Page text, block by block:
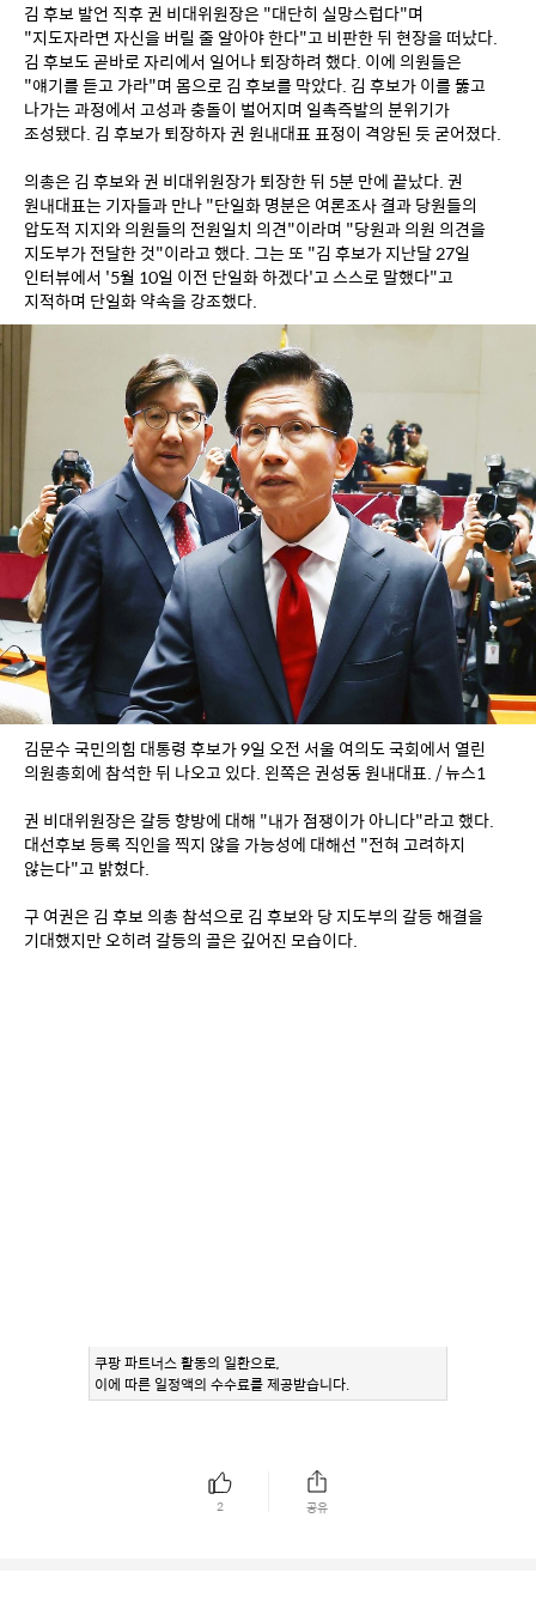
김 후보 발언 직후 권 비대위원장은 "대단히 실망스럽다"며
"지도자라면 자신을 버릴 줄 알아야 한다"고 비판한 뒤 현장을 떠났다.
김 후보도 곧바로 자리에서 일어나 퇴장하려 했다. 이에 의원들은
"얘기를 듣고 가라"며 몸으로 김 후보를 막았다. 김 후보가 이를 뚫고
나가는 과정에서 고성과 충돌이 벌어지며 일촉즉발의 분위기가
조성됐다. 김 후보가 퇴장하자 권 원내대표 표정이 격앙된 듯 굳어졌다.
의총은 김 후보와 권 비대위원장가 퇴장한 뒤 5분 만에 끝났다. 권
원내대표는 기자들과 만나 "단일화 명분은 여론조사 결과 당원들의
압도적 지지와 의원들의 전원일치 의견"이라며 "당원과 의원 의견을
지도부가 전달한 것"이라고 했다. 그는 또 "김 후보가 지난달 27일
인터뷰에서 '5월 10일 이전 단일화 하겠다'고 스스로 말했다"고
지적하며 단일화 약속을 강조했다.
김문수 국민의힘 대통령 후보가 9일 오전 서울 여의도 국회에서 열린
의원총회에 참석한 뒤 나오고 있다. 왼쪽은 권성동 원내대표. / 뉴스1
권 비대위원장은 갈등 향방에 대해 "내가 점쟁이가 아니다"라고 했다.
대선후보 등록 직인을 찍지 않을 가능성에 대해선 "전혀 고려하지
않는다"고 밝혔다.
구 여권은 김 후보 의총 참석으로 김 후보와 당 지도부의 갈등 해결을
기대했지만 오히려 갈등의 골은 깊어진 모습이다.
쿠팡 파트너스 활동의 일환으로,
이에 따른 일정액의 수수료를 제공받습니다.
2 공유